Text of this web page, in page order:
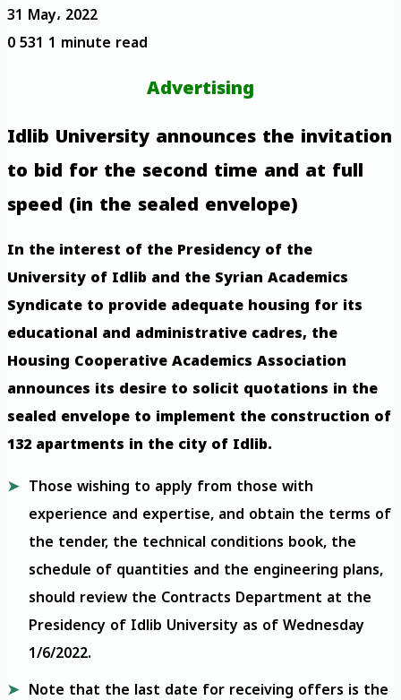
31 May، 2022
0531 1 minute read
Advertising
Idlib University announces the invitation
to bid for the second time and at full
speed (in the sealed envelope)
In the interest of the Presidency of the
University of Idlib and the Syrian Academics
Syndicate to provide adequate housing for its
educational and administrative cadres, the
Housing Cooperative Academics Association
announces its desire to solicit quotations in the
sealed envelope to implement the construction of
132 apartments in the city of Idlib.
Those wishing to apply from those with
experience and expertise, and obtain the terms of
the tender, the technical conditions book, the
schedule of quantities and the engineering plans,
should review the Contracts Department at the
Presidency of Idlib University as of Wednesday
1/6/2022.
Note that the last date for receiving offers is the